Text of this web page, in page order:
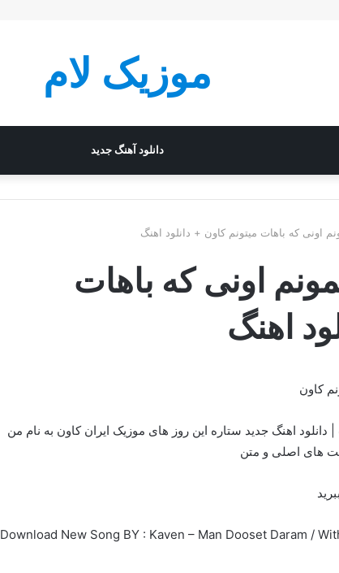
موزیک لام
دانلود آهنگ جدید
اونی که باهات میتونم کاون + دانلود اهنگ
اونی که باهات
اهنگ
کاون
دانلود اهنگ جدید ستاره این روز های موزیک ایران کاون به نام من
های اصلی و متن
Download New Song BY : Kaven – Man Dooset Daram /